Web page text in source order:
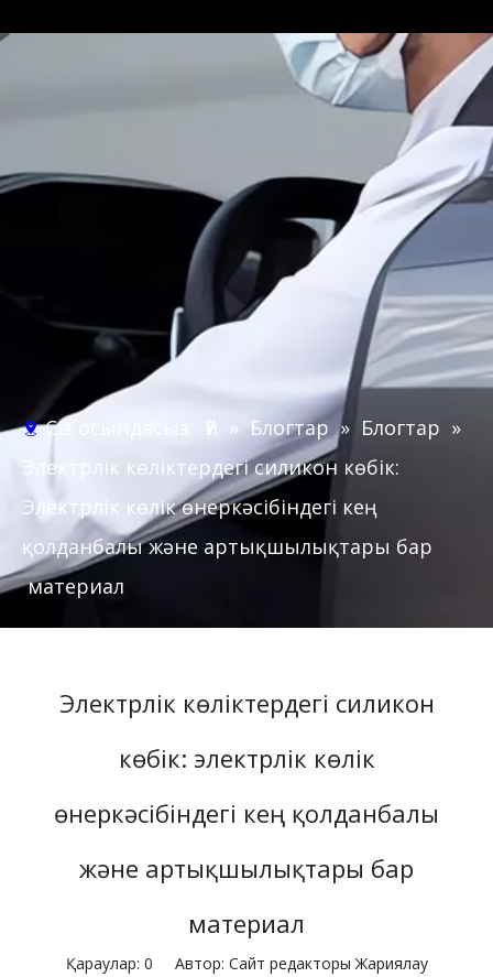
Сіз осындасыз: Үй » Блогтар » Блогтар »
Электрлік көліктердегі силикон көбік:
Электрлік көлік өнеркәсібіндегі кең
қолданбалы және артықшылықтары бар
материал
Электрлік көліктердегі силикон
көбік: электрлік көлік
өнеркәсібіндегі кең қолданбалы
және артықшылықтары бар
материал
Қараулар: 0 Автор: Сайт редакторы Жариялау